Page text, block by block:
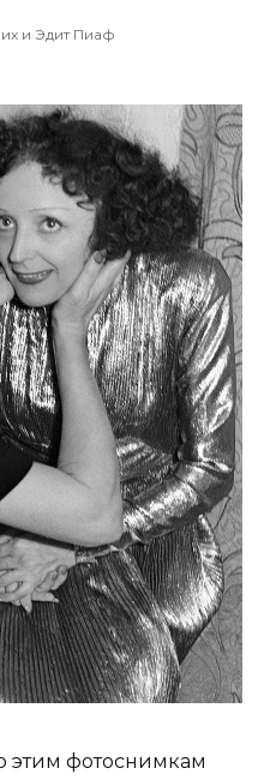
и Эдит Пиаф
этим фотоснимкам